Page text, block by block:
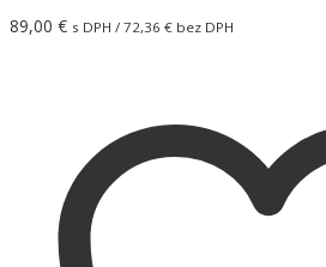
89,00 € s DPH / 72,36 € bez DPH